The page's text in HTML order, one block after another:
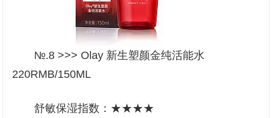
№.8 >>> Olay 新生塑颜金纯活能水
220RMB/150ML
舒敏保湿指数：★★★★